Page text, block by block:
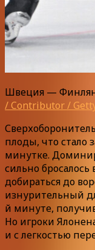
Швеция —
/ Contributor /
плоды, что стало
минутке.
сильно
добираться до
изнурительный
й минуте,
Но игроки
и с легкостью